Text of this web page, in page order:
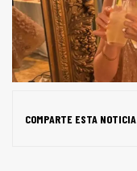
COMPARTE ESTA NOTICIA